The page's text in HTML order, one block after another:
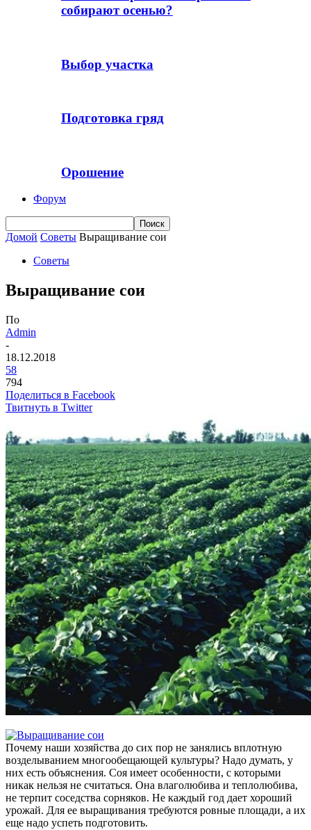
собирают осенью?
Выбор участка
Подготовка гряд
Орошение
Форум
Домой Советы Выращивание сои
Советы
Выращивание сои
По
Admin
-
18.12.2018
58
794
Поделиться в Facebook
Твитнуть в Twitter
Почему наши хозяйства до сих пор не занялись вплотную
возделыванием многообещающей культуры? Надо думать, у
них есть объяснения. Соя имеет особенности, с которыми
никак нельзя не считаться. Она влаголюбива и теплолюбива,
не терпит соседства сорняков. Не каждый год дает хороший
урожай. Для ее выращивания требуются ровные площади, а их
еще надо успеть подготовить.